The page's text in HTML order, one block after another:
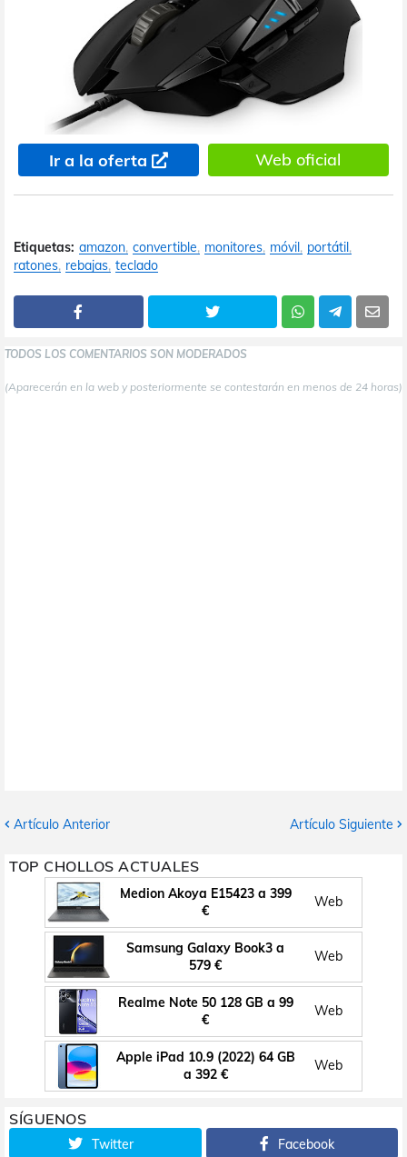
Ir a la oferta Web oficial
Etiquetas: amazon convertible monitores móvil portátil
ratones rebajas teclado
TODOS LOS COMENTARIOS SON MODERADOS
(Aparecerán en la web y posteriormente se contestarán en menos de 24 horas)
Artículo Anterior Artículo Siguiente
TOP CHOLLOS ACTUALES
Medion Akoya E15423 a 399
€
Web
Samsung Galaxy Book3 a
579 €
Web
Realme Note 50 128 GB a 99
€
Web
Apple iPad 10.9 (2022) 64 GB
a 392 €
Web
SÍGUENOS
Twitter Facebook